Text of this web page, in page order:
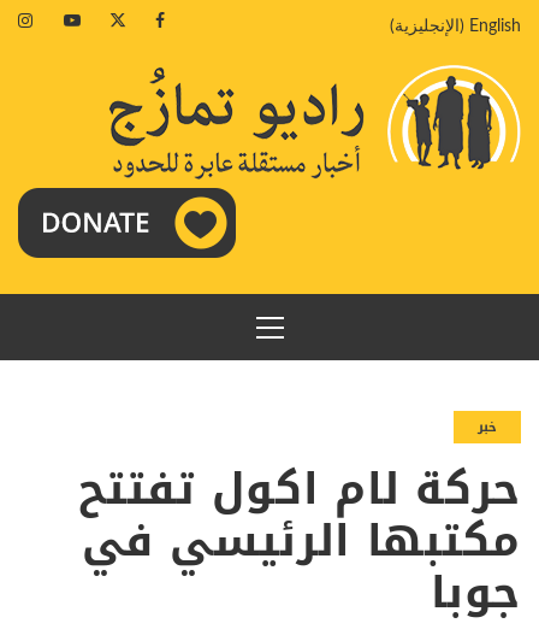
إلىEnglish
( الإنجليزية)
Facebook
Twitter
Youtube
القائمة
الرئيسية
خبر
حركة لام اكول تفتتح
مكتبها الرئيسي في
جوبا